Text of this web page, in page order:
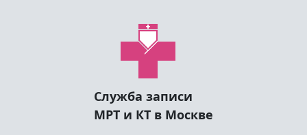
Служба записи
МРТ и КТ в Москве